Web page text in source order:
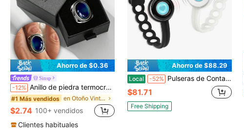
Ahorro de $0.36
Sinsp
-12% Anillo de piedra termocrómica con diseño floral vintage grabado que cambia de color, incluido en estuche de regalo premium, adecuado para uso diario y como regalo para ocasiones especiales
#1 Más vendidos en Otoño Vintage Regalos de joyería para mujer
$2.74 100+ vendidos
Clientes habituales
Ahorro de $88.29
Local -52% Pulseras de Contacto a Distancia Totwoo para Parejas - Colección Candy, con Vibración y Iluminación para el Amor - Par de Pulseras para Parejas | Regalos Únicos para Relaciones a Distancia para Novia, Joyería con Emparejamiento Bluetooth, Regalo para Permanecer Siempre Conectado
$81.71
Free Shipping